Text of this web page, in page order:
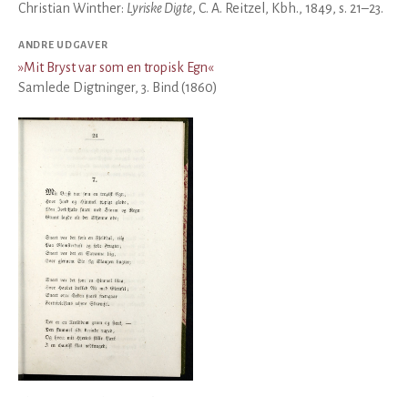
Christian Winther: Lyriske Digte, C. A. Reitzel, Kbh., 1849, s. 21–23.
ANDRE UDGAVER
»Mit Bryst var som en tropisk Egn«
Samlede Digtninger, 3. Bind (1860)